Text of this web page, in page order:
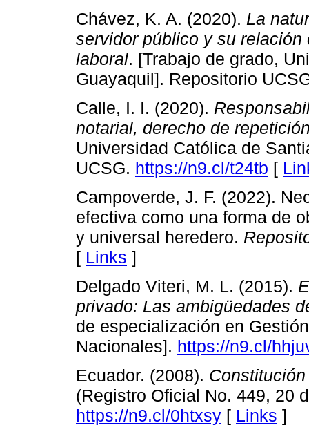
Chávez, K. A. (2020). La
servidor público y su
laboral. [Trabajo de grado,
Guayaquil]. Repositorio
Calle, I. I. (2020).
notarial, derecho de
Universidad Católica de
UCSG. https://n9.cl/t24tb [
Campoverde, J. F. (2022).
efectiva como una forma de
y universal heredero.
[ Links ]
Delgado Viteri, M. L. (2015).
privado: Las ambigüedades
de especialización en
Nacionales]. https://n9.cl/
Ecuador. (2008).
(Registro Oficial No. 449, 20
https://n9.cl/0htxsy [ Links ]